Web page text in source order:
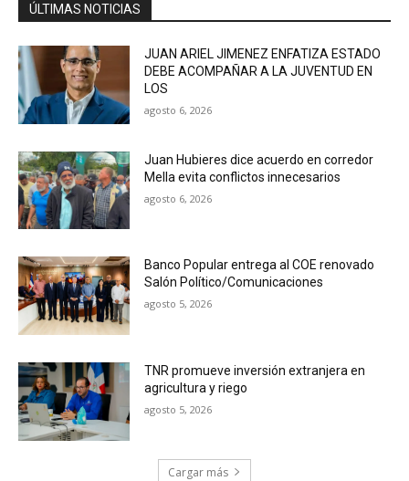
ÚLTIMAS NOTICIAS
JUAN ARIEL JIMENEZ ENFATIZA ESTADO
DEBE ACOMPAÑAR A LA JUVENTUD EN
LOS
agosto 6, 2026
Juan Hubieres dice acuerdo en corredor
Mella evita conflictos innecesarios
agosto 6, 2026
Banco Popular entrega al COE renovado
Salón Político/Comunicaciones
agosto 5, 2026
TNR promueve inversión extranjera en
agricultura y riego
agosto 5, 2026
Cargar más